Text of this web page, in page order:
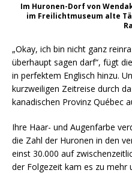
Im Huronen-Dorf von
im Freilichtmuseum alte
„Okay, ich bin nicht ganz
überhaupt sagen darf“, fügt
in perfektem Englisch hinzu.
kurzweiligen Zeitreise durch
kanadischen Provinz Québec
Ihre Haar- und Augenfarbe
die Zahl der Huronen in den
einst 30.000 auf
der Folgezeit kam es zu mehr